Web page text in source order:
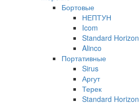
Бортовые
НЕПТУН
Icom
Standard Horizon
Alinco
Портативные
Sirus
Аргут
Терек
Standard Horizon